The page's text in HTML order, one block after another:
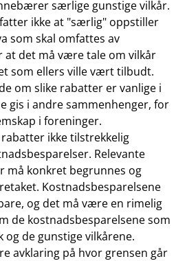
særlige gunstige vilkår.
ikke at "særlig" oppstiller
som skal omfattes av
at det må være tale om vilkår
som ellers ville vært tilbudt.
om slike rabatter er vanlige i
gis i andre sammenhenger, for
i foreninger.
ikke tilstrekkelig
Relevante
må konkret begrunnes og
Kostnadsbesparelsene
og det må være en rimelig
de kostnadsbesparelsene som
de gunstige vilkårene.
avklaring på hvor grensen går